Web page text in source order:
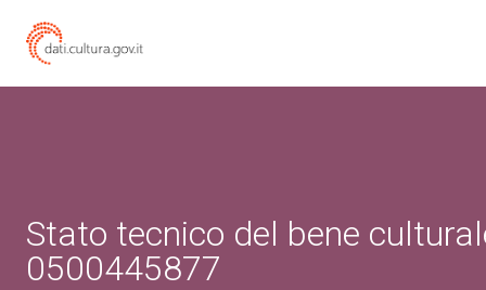
Stato tecnico del bene
0500445877